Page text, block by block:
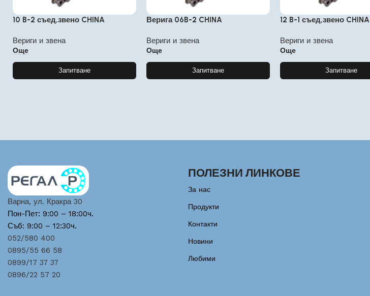
10 B-2 съед,звено CHINA
Вериги и звена
Още
Запитване
Верига 06B-2 CHINA
Вериги и звена
Още
Запитване
12 B-1 съед,звено CHINA
Вериги и звена
Още
Запитване
Варна, ул. Кракра 30
Пон-Пет: 9:00 – 18:00ч.
Съб: 9:00 – 12:30ч.
052/580 400
0895/55 66 58
0899/17 37 37
0896/22 57 20
ПОЛЕЗНИ ЛИНКОВЕ
За нас
Продукти
Контакти
Новини
Любими